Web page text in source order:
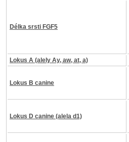
Délka srsti FGF5
Lokus A (alely Ay, aw, at, a)
Lokus B canine
Lokus D canine (alela d1)